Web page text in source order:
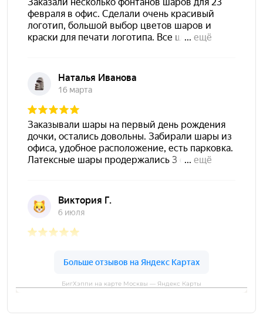
БигХэппи на карте Москвы — Яндекс Карты